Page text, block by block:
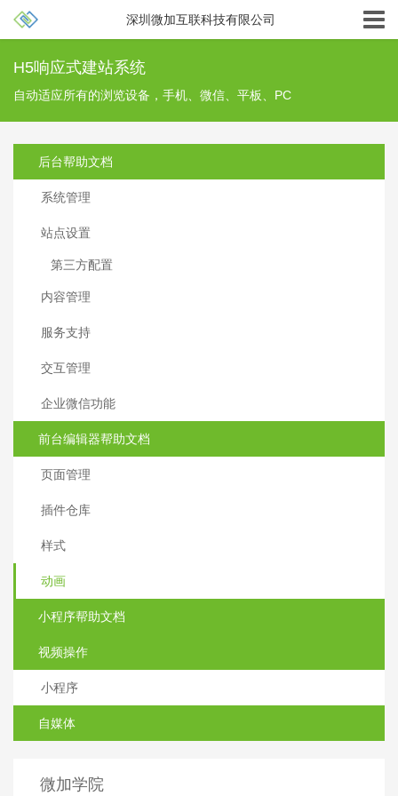
H5响应式建站系统
自动适应所有的浏览设备，手机、微信、平板、PC
后台帮助文档
系统管理
站点设置
第三方配置
内容管理
服务支持
交互管理
企业微信功能
前台编辑器帮助文档
页面管理
插件仓库
样式
动画
小程序帮助文档
视频操作
小程序
自媒体
微加学院
深圳微加互联科技有限公司